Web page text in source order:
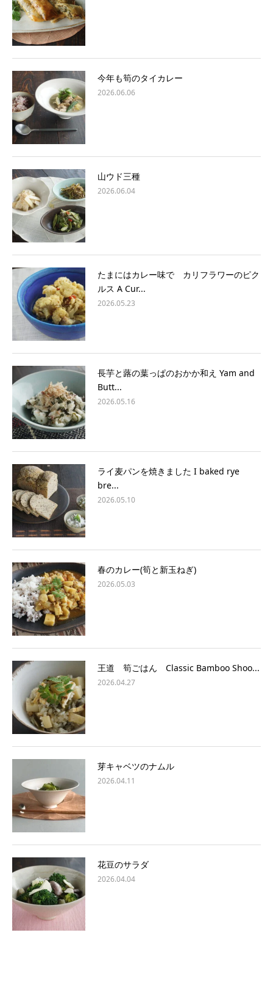
今年も筍のタイカレー
2026.06.06
山ウド三種
2026.06.04
たまにはカレー味で カリフラワーのピク
ルス A Cur...
2026.05.23
長芋と蕗の葉っぱのおかか和え Yam and
Butt...
2026.05.16
ライ麦パンを焼きました I baked rye
bre...
2026.05.10
春のカレー(筍と新玉ねぎ)
2026.05.03
王道 筍ごはん Classic Bamboo Shoo...
2026.04.27
芽キャベツのナムル
2026.04.11
花豆のサラダ
2026.04.04